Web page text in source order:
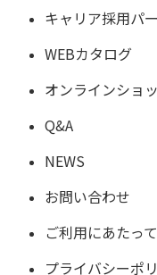
キャリア採用パ
WEBカタログ
オンラインショ
Q&A
NEWS
お問い合わせ
ご利用にあたって
プライバシーポ